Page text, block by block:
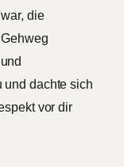
die
und dachte sich
vor dir